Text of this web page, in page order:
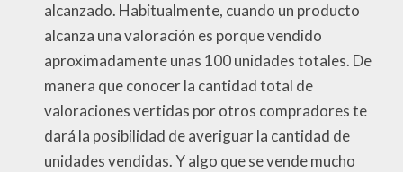
alcanzado. Habitualmente, cuando un producto
alcanza una valoración es porque vendido
aproximadamente unas 100 unidades totales. De
manera que conocer la cantidad total de
valoraciones vertidas por otros compradores te
dará la posibilidad de averiguar la cantidad de
unidades vendidas. Y algo que se vende mucho